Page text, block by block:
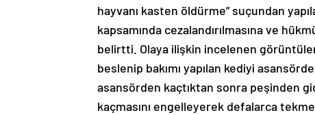
hayvanı kasten öldürme” suçundan
kapsamında cezalandırılmasına ve
belirtti. Olaya ilişkin incelenen
beslenip bakımı yapılan kediyi
asansörden kaçtıktan sonra peşinden
kaçmasını engelleyerek defalarca tekme